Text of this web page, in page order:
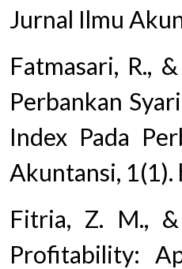
Jurnal Ilmu
Fatmasari, R.,
Perbankan
Index Pada
Akuntansi,
Fitria, Z. M.,
Profitability: